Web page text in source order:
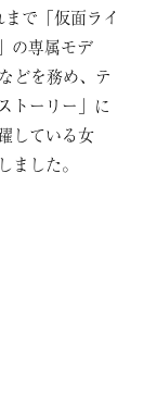
で「仮面ライ
の専属モデ
どを務め、テ
トーリー」に
している女
した。